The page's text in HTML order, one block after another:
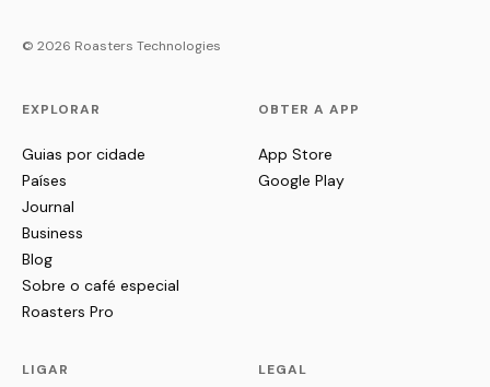
© 2026 Roasters Technologies
EXPLORAR
Guias por cidade
Países
Journal
Business
Blog
Sobre o café especial
Roasters Pro
OBTER A APP
App Store
Google Play
LIGAR LEGAL